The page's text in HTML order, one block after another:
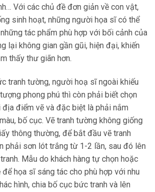
Với các chủ đề đơn giản về con vật,
sinh hoạt, những người họa sĩ có thể
tác phẩm phù hợp với bối cảnh của
lại không gian gần gũi, hiện đại, khiến
thấy thư giãn hơn.
tranh tường, người hoạ sĩ ngoài khiếu
phong phú thì còn phải biết chọn
điểm vẽ và đặc biệt là phải nắm
bố cục. Vẽ tranh tường không giống
thông thường, để bắt đầu vẽ tranh
phải sơn lót trắng từ 1-2 lần, sau đó lên
Mẫu do khách hàng tự chọn hoặc
họa sĩ sáng tác cho phù hợp với nhu
hình, chia bố cục bức tranh và lên